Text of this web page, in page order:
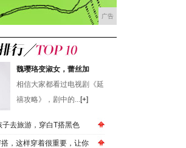
广告
魏璎珞变淑女，蕾丝加
相信大家都看过电视剧《延
禧攻略》，剧中的...[+]
子去旅游，穿白T搭黑色
，这样穿着很重要，让你